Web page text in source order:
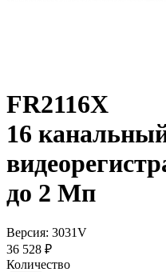
FR2116X
16
до 2 Мп
Версия: 3031V
36 528 ₽
Количество